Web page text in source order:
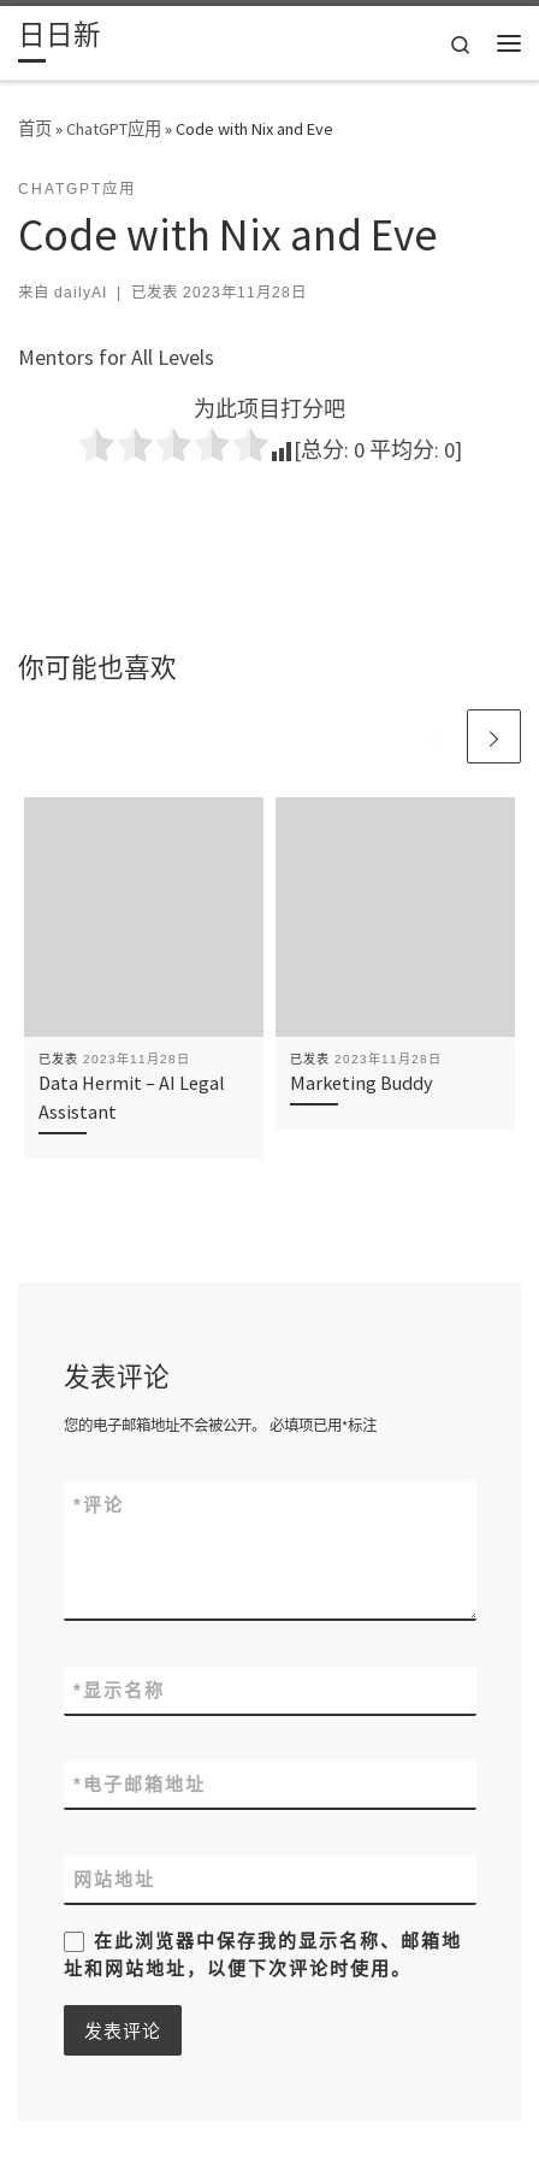
Skip to content
日日新
Search
首页»ChatGPT应用 »Code with Nix and Eve
CHATGPT应用
Code with Nix and Eve
来自 dailyAI | 已发表 2023年11月28日
Mentors for All Levels
为此项目打分吧
[总分: 0 平均分: 0]
你可能也喜欢
已发表 2023年11月28日
Data Hermit – AI Legal
Assistant
已发表 2023年11月28日
Marketing Buddy
发表评论
您的电子邮箱地址不会被公开。 必填项已用*标注
评论
*
显示名称
*
电子邮箱地址
*
网站地址
在此浏览器中保存我的显示名称、邮箱地
址和网站地址，以便下次评论时使用。